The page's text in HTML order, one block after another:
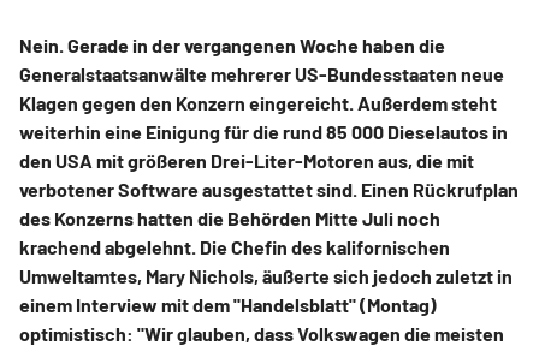
Nein. Gerade in der vergangenen Woche haben die
Generalstaatsanwälte mehrerer US-Bundesstaaten neue
Klagen gegen den Konzern eingereicht. Außerdem steht
weiterhin eine Einigung für die rund 85 000 Dieselautos in
den USA mit größeren Drei-Liter-Motoren aus, die mit
verbotener Software ausgestattet sind. Einen Rückrufplan
des Konzerns hatten die Behörden Mitte Juli noch
krachend abgelehnt. Die Chefin des kalifornischen
Umweltamtes, Mary Nichols, äußerte sich jedoch zuletzt in
einem Interview mit dem "Handelsblatt" (Montag)
optimistisch: "Wir glauben, dass Volkswagen die meisten